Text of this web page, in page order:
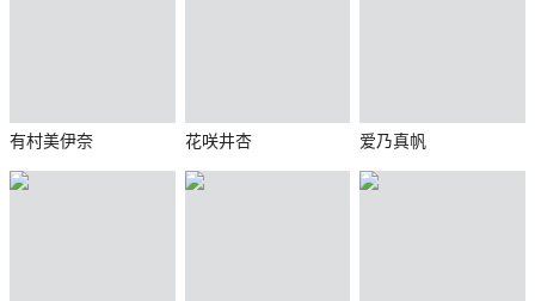
有村美伊奈 花咲井杏 爱乃真帆